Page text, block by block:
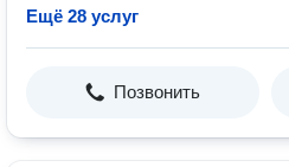
Ещё 28 услуг
Позвонить